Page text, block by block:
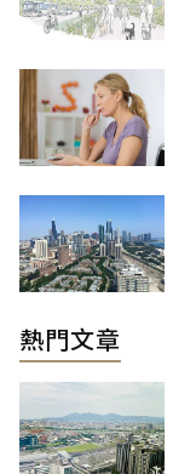
熱門文章